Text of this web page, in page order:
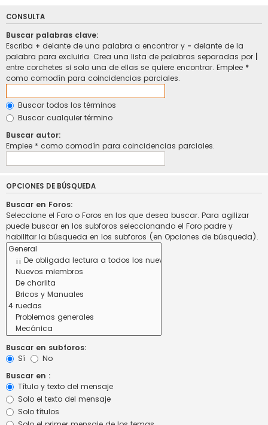
CONSULTA
Buscar palabras clave:
Escriba + delante de una palabra a encontrar y - delante de la
palabra para excluirla. Crea una lista de palabras separadas por
entre corchetes si solo una de ellas se quiere encontrar. Emplee *
como comodín para coincidencias parciales.
Buscar todos los términos
Buscar cualquier término
Buscar autor:
Emplee * como comodín para coincidencias parciales.
OPCIONES DE BÚSQUEDA
Buscar en Foros:
Seleccione el Foro o Foros en los que desea buscar. Para agilizar
puede buscar en los subforos seleccionando el Foro padre y
habilitar la búsqueda en los subforos (en Opciones de búsqueda).
Buscar en subforos:
Sí
No
Buscar en :
Título y texto del mensaje
Solo el texto del mensaje
Solo títulos